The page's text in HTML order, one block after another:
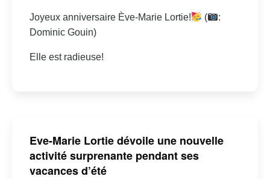
Joyeux anniversaire Ève-Marie Lortie! (
:
Dominic Gouin)
Elle est radieuse!
Eve-Marie Lortie dévoile une nouvelle
activité surprenante pendant ses
vacances d’été